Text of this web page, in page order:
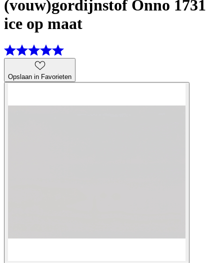
(vouw)gordijnstof Onno 1731
ice op maat
Opslaan in Favorieten